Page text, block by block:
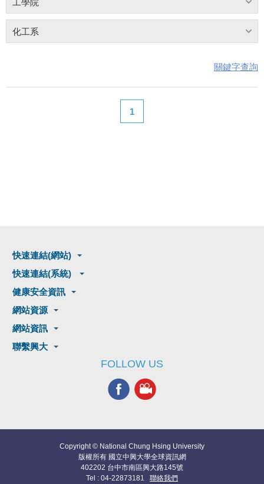
化工系
關鍵字查詢
1
快速連結(網站)
快速連結(系統)
健康安全資訊
網站資源
網站資訊
聯繫興大
FOLLOW US
Copyright © National Chung Hsing University
版權所有 國立中興大學全球資訊網
402202 台中市南區興大路145號
Tel : 04-22873181 聯絡我們